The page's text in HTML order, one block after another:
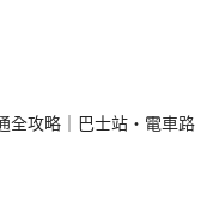
全攻略｜巴士站・電車路